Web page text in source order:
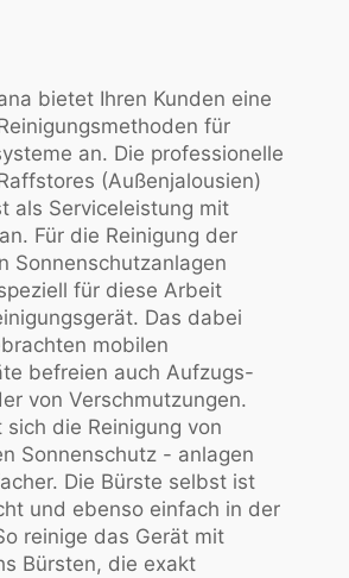
bietet Ihren Kunden eine
für
an. Die professionelle
(Außenjalousien)
als Serviceleistung mit
Für die Reinigung der
Sonnenschutzanlagen
für diese Arbeit
Das dabei
mobilen
befreien auch Aufzugs-
von Verschmutzungen.
die Reinigung von
Sonnenschutz - anlagen
Die Bürste selbst ist
und ebenso einfach in der
reinige das Gerät mit
Bürsten, die exakt